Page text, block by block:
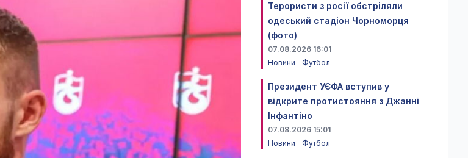
Терористи з росії обстріляли
одеський стадіон Чорноморця
(фото)
07.08.2026 16:01
Новини
Футбол
Президент УЄФА вступив у
відкрите протистояння з Джанні
Інфантіно
07.08.2026 15:01
Новини
Футбол